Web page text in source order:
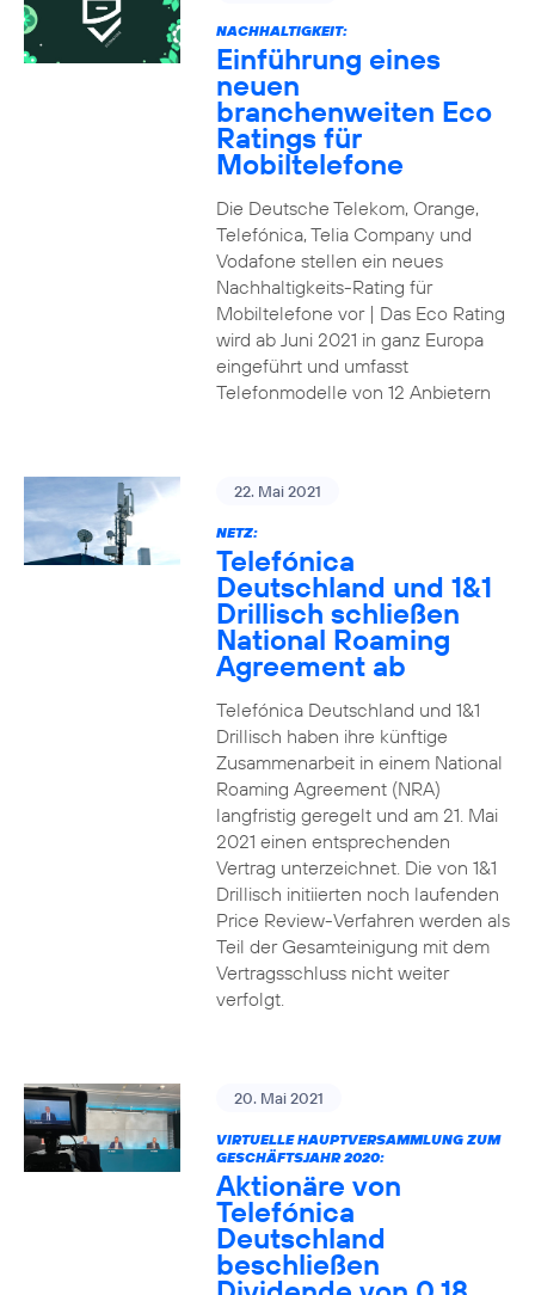
NACHHALTIGKEIT:
Einführung eines
neuen
branchenweiten Eco
Ratings für
Mobiltelefone
Die Deutsche Telekom, Orange,
Telefónica, Telia Company und
Vodafone stellen ein neues
Nachhaltigkeits-Rating für
Mobiltelefone vor | Das Eco Rating
wird ab Juni 2021 in ganz Europa
eingeführt und umfasst
Telefonmodelle von 12 Anbietern
22. Mai 2021
NETZ:
Telefónica
Deutschland und 1&1
Drillisch schließen
National Roaming
Agreement ab
Telefónica Deutschland und 1&1
Drillisch haben ihre künftige
Zusammenarbeit in einem National
Roaming Agreement (NRA)
langfristig geregelt und am 21. Mai
2021 einen entsprechenden
Vertrag unterzeichnet. Die von 1&1
Drillisch initiierten noch laufenden
Price Review-Verfahren werden als
Teil der Gesamteinigung mit dem
Vertragsschluss nicht weiter
verfolgt.
20. Mai 2021
VIRTUELLE HAUPTVERSAMMLUNG ZUM
GESCHÄFTSJAHR 2020:
Aktionäre von
Telefónica
Deutschland
beschließen